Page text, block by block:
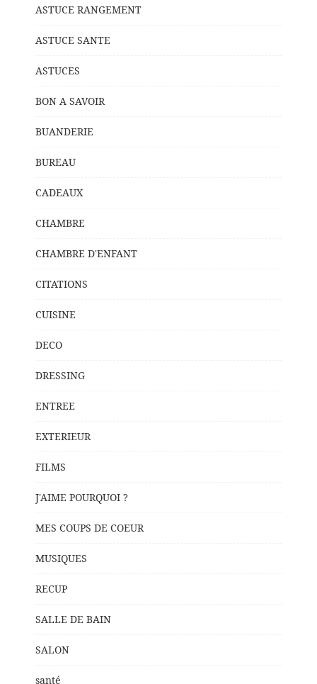
ASTUCE RANGEMENT
ASTUCE SANTE
ASTUCES
BON A SAVOIR
BUANDERIE
BUREAU
CADEAUX
CHAMBRE
CHAMBRE D'ENFANT
CITATIONS
CUISINE
DECO
DRESSING
ENTREE
EXTERIEUR
FILMS
J'AIME POURQUOI ?
MES COUPS DE COEUR
MUSIQUES
RECUP
SALLE DE BAIN
SALON
santé